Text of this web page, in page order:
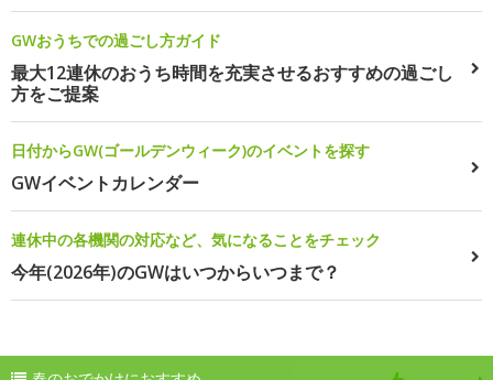
GWおうちでの過ごし方ガイド
最大12連休のおうち時間を充実させるおすすめの過ごし
方をご提案
日付からGW(ゴールデンウィーク)のイベントを探す
GWイベントカレンダー
連休中の各機関の対応など、気になることをチェック
今年(2026年)のGWはいつからいつまで？